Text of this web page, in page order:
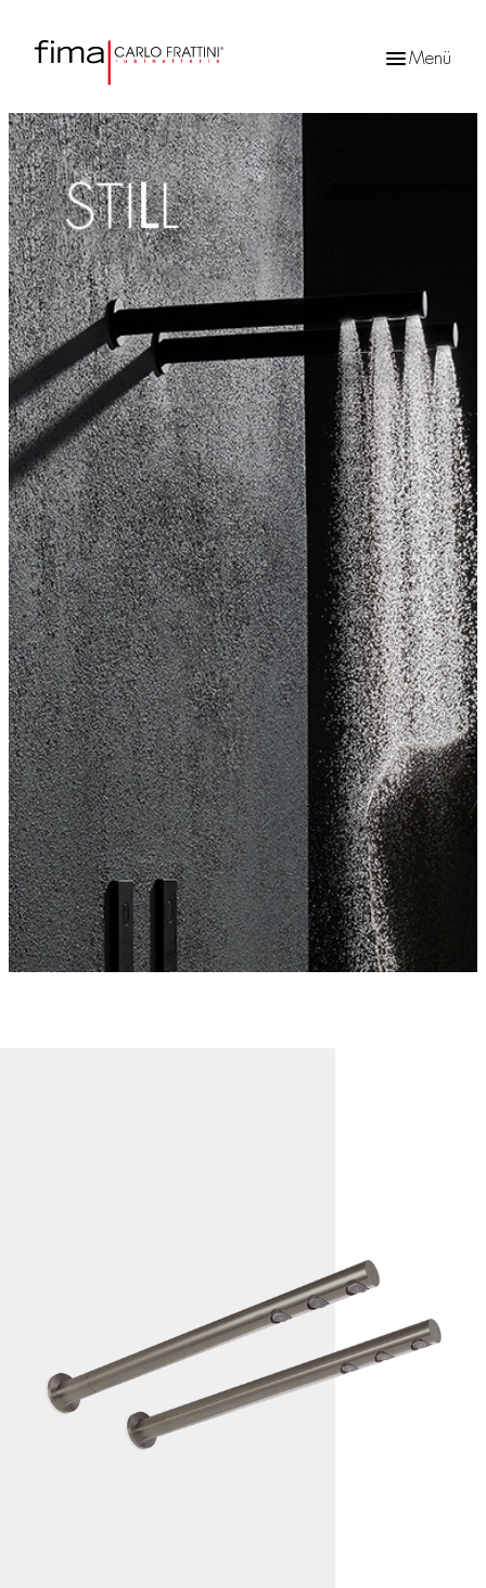
Menü
Products
search